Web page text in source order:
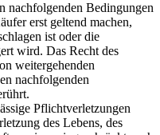
nachfolgenden Bedingungen
erst geltend machen,
ist oder die
wird. Das Recht des
weitergehenden
nachfolgenden
Pflichtverletzungen
des Lebens, des